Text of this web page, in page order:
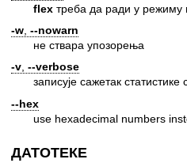
flex треба да ради у режиму
-w --nowarn
не ствара упозорења
-v, --verbose
записује сажетак
--hex
use hexadecimal numbers
ДАТОТЕКЕ